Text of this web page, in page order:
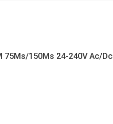
75Ms/150Ms 24-240V Ac/Dc